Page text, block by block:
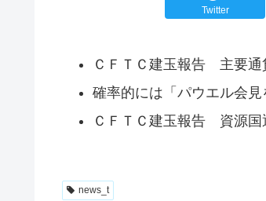
Twitter
ＣＦＴＣ建玉報告 主要
確率的には「パウエル会
ＣＦＴＣ建玉報告 資源
news_t